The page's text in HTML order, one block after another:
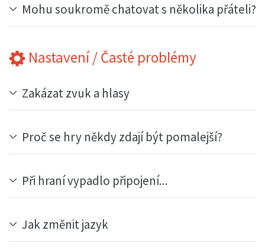
Mohu soukromě chatovat s několika přáteli?
Nastavení / Časté problémy
Zakázat zvuk a hlasy
Proč se hry někdy zdají být pomalejší?
Při hraní vypadlo připojení...
Jak změnit jazyk